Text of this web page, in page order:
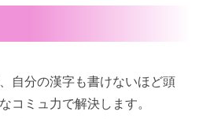
自分の漢字も書けないほど頭
コミュ力で解決します。